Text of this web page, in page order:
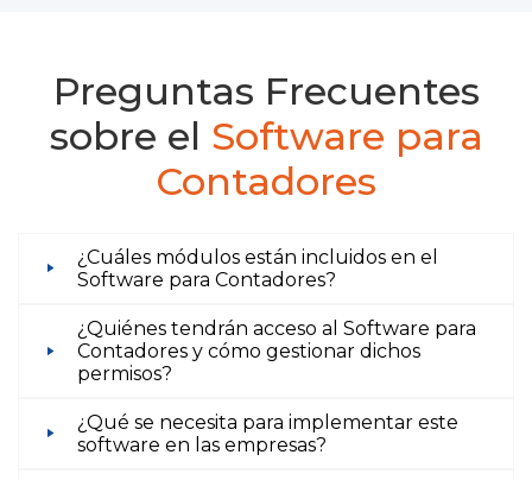
Preguntas Frecuentes
sobre el Software para
Contadores
¿Cuáles módulos están incluidos en el
Software para Contadores?
¿Quiénes tendrán acceso al Software para
Contadores y cómo gestionar dichos
permisos?
¿Qué se necesita para implementar este
software en las empresas?